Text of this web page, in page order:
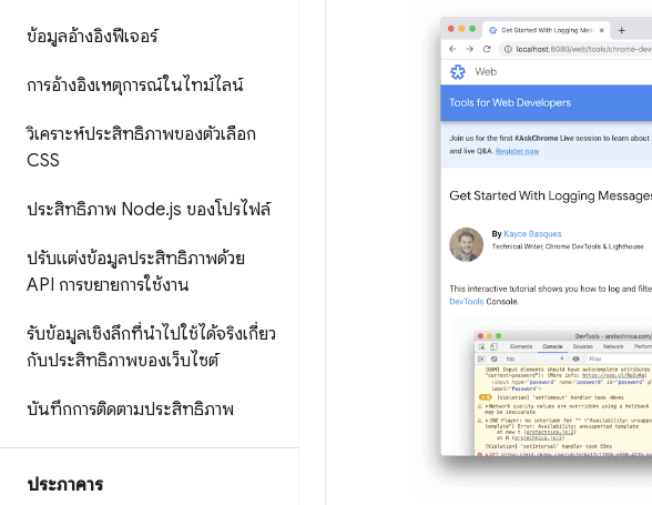
ข้อมูลอ้างอิงฟีเจอร์
การอ้างอิงเหตุการณ์ในไทม์ไลน์
วิเคราะห์ประสิทธิภาพของตัวเลือก
CSS
ประสิทธิภาพ Node.js ของโปรไฟล์
ปรับแต่งข้อมูลประสิทธิภาพด้วย
API การขยายการใช้งาน
รับข้อมูลเชิงลึกที่นำไปใช้ได้จริงเกี่ยว
กับประสิทธิภาพของเว็บไซต์
บันทึกการติดตามประสิทธิภาพ
ประภาคาร